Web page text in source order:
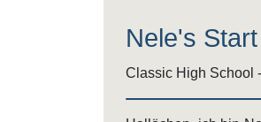
Nele's
Classic High School